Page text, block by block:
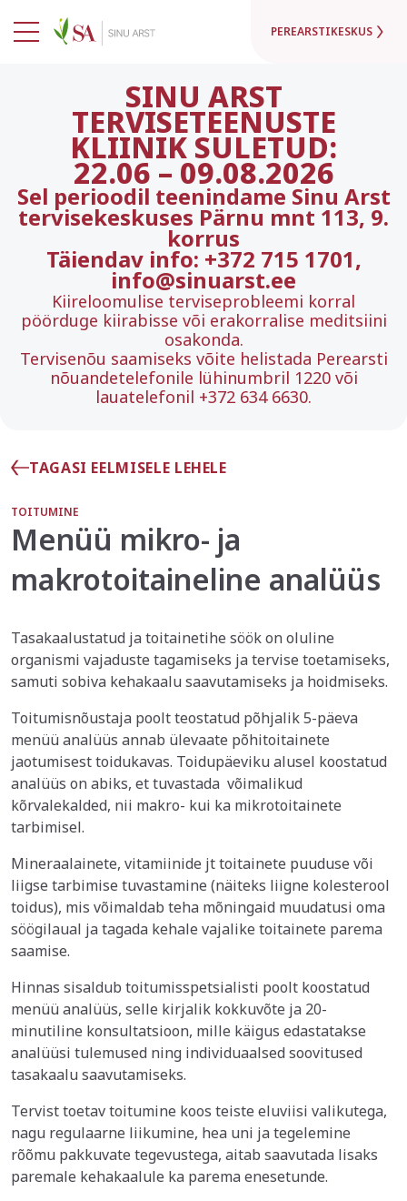
PEREARSTIKESKUS
SINU ARST
TERVISETEENUSTE
KLIINIK SULETUD:
22.06 – 09.08.2026
Sel perioodil teenindame Sinu Arst
tervisekeskuses Pärnu mnt 113, 9.
korrus
Täiendav info: +372 715 1701,
info@sinuarst.ee
Kiireloomulise terviseprobleemi korral
pöörduge kiirabisse või erakorralise meditsiini
osakonda.
Tervisenõu saamiseks võite helistada Perearsti
nõuandetelefonile lühinumbril 1220 või
lauatelefonil +372 634 6630.
TAGASI EELMISELE LEHELE
TOITUMINE
Menüü mikro- ja
makrotoitaineline analüüs
Tasakaalustatud ja toitainetihe söök on oluline
organismi vajaduste tagamiseks ja tervise toetamiseks,
samuti sobiva kehakaalu saavutamiseks ja hoidmiseks.
Toitumisnõustaja poolt teostatud põhjalik 5-päeva
menüü analüüs annab ülevaate põhitoitainete
jaotumisest toidukavas. Toidupäeviku alusel koostatud
analüüs on abiks, et tuvastada võimalikud
kõrvalekalded, nii makro- kui ka mikrotoitainete
tarbimisel.
Mineraalainete, vitamiinide jt toitainete puuduse või
liigse tarbimise tuvastamine (näiteks liigne kolesterool
toidus), mis võimaldab teha mõningaid muudatusi oma
söögilaual ja tagada kehale vajalike toitainete parema
saamise.
Hinnas sisaldub toitumisspetsialisti poolt koostatud
menüü analüüs, selle kirjalik kokkuvõte ja 20-
minutiline konsultatsioon, mille käigus edastatakse
analüüsi tulemused ning individuaalsed soovitused
tasakaalu saavutamiseks.
Tervist toetav toitumine koos teiste eluviisi valikutega,
nagu regulaarne liikumine, hea uni ja tegelemine
rõõmu pakkuvate tegevustega, aitab saavutada lisaks
paremale kehakaalule ka parema enesetunde.